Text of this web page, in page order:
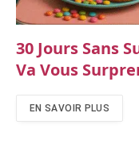
30 Jours Sans
Va Vous
EN SAVOIR PLUS